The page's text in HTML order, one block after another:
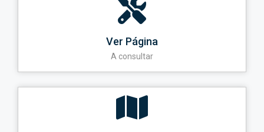
Ver Página
A consultar